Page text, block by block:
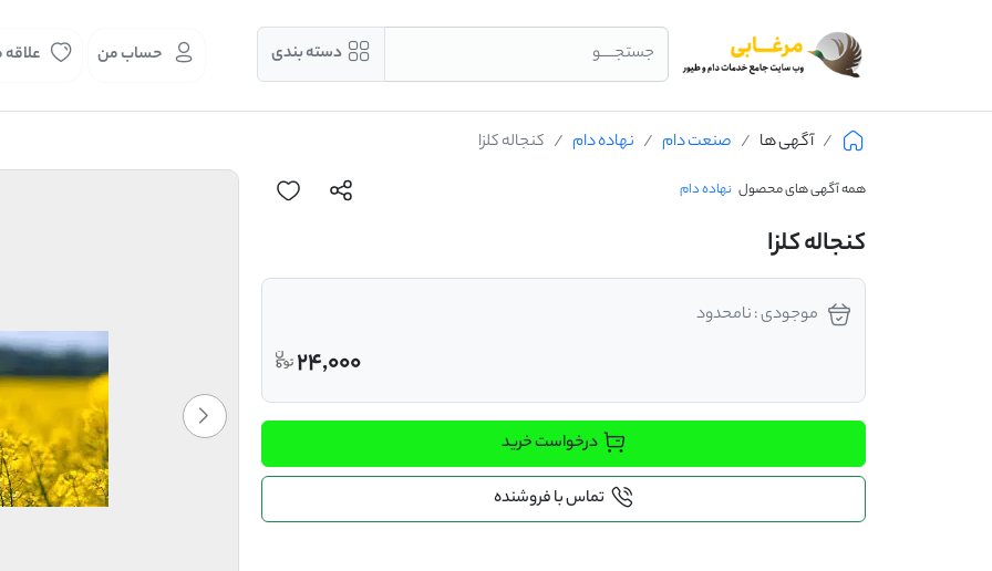
جستجــــو دسته بندی حساب من
آگهی ها صنعت دام نهاده دام کنجاله کلزا
همه آگهی های محصول نهاده دام
کنجاله کلزا
موجودی : نامحدود
24,000
درخواست خرید
تماس با فروشنده